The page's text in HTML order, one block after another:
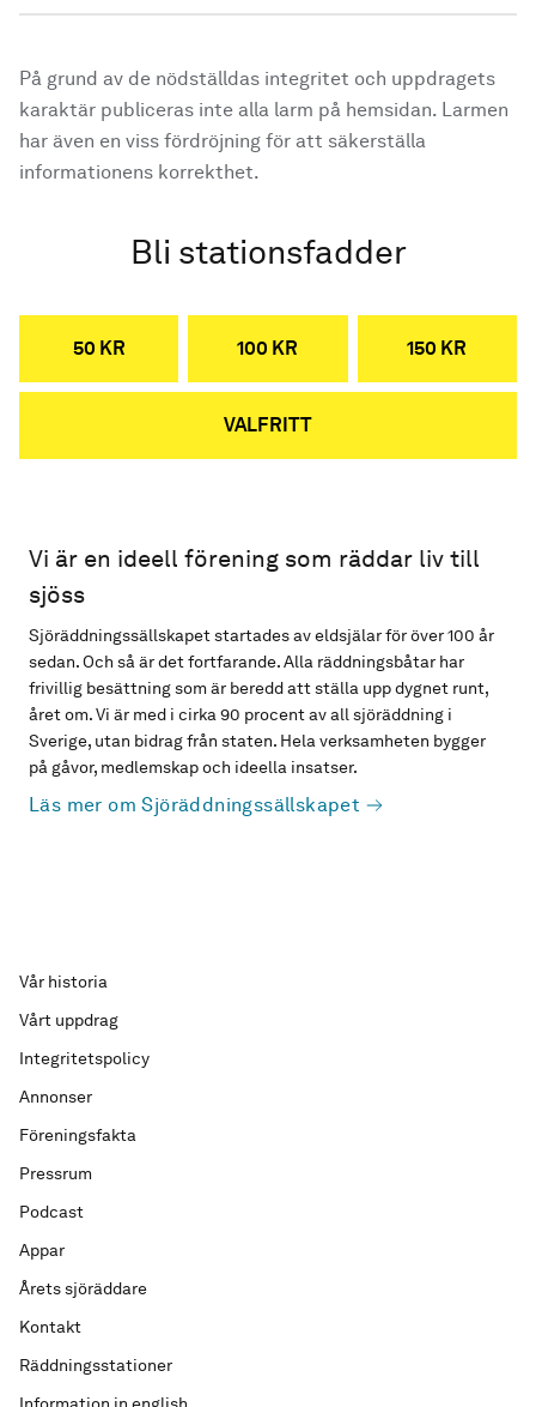
På grund av de nödställdas integritet och uppdragets
karaktär publiceras inte alla larm på hemsidan. Larmen
har även en viss fördröjning för att säkerställa
informationens korrekthet.
Bli stationsfadder
50 KR 100 KR 150 KR
VALFRITT
Vi är en ideell förening som räddar liv till
sjöss
Sjöräddningssällskapet startades av eldsjälar för över 100 år
sedan. Och så är det fortfarande. Alla räddningsbåtar har
frivillig besättning som är beredd att ställa upp dygnet runt,
året om. Vi är med i cirka 90 procent av all sjöräddning i
Sverige, utan bidrag från staten. Hela verksamheten bygger
på gåvor, medlemskap och ideella insatser.
Läs mer om Sjöräddningssällskapet
Vår historia
Vårt uppdrag
Integritetspolicy
Annonser
Föreningsfakta
Pressrum
Podcast
Appar
Årets sjöräddare
Kontakt
Räddningsstationer